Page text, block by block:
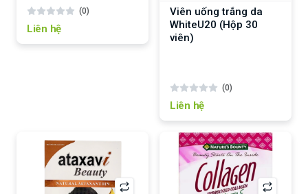
(0)
Liên hệ
Viên uống trắng da
WhiteU20 (Hộp 30
viên)
(0)
Liên hệ